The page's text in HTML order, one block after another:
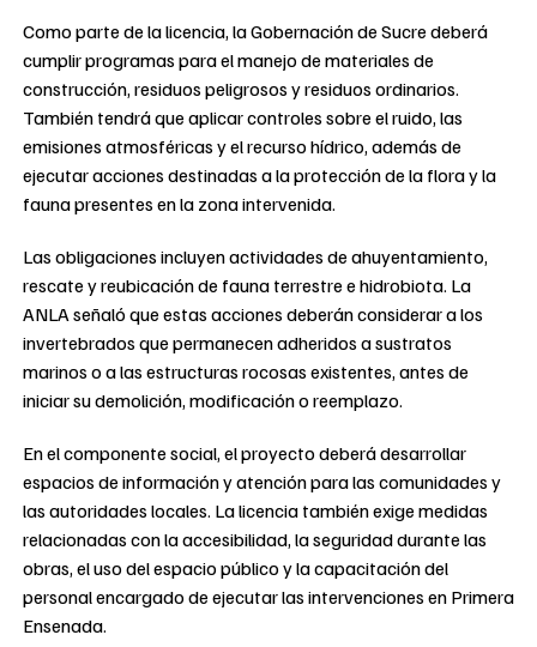
Como parte de la licencia, la Gobernación de Sucre deberá
cumplir programas para el manejo de materiales de
construcción, residuos peligrosos y residuos ordinarios.
También tendrá que aplicar controles sobre el ruido, las
emisiones atmosféricas y el recurso hídrico, además de
ejecutar acciones destinadas a la protección de la flora y la
fauna presentes en la zona intervenida.
Las obligaciones incluyen actividades de ahuyentamiento,
rescate y reubicación de fauna terrestre e hidrobiota. La
ANLA señaló que estas acciones deberán considerar a los
invertebrados que permanecen adheridos a sustratos
marinos o a las estructuras rocosas existentes, antes de
iniciar su demolición, modificación o reemplazo.
En el componente social, el proyecto deberá desarrollar
espacios de información y atención para las comunidades y
las autoridades locales. La licencia también exige medidas
relacionadas con la accesibilidad, la seguridad durante las
obras, el uso del espacio público y la capacitación del
personal encargado de ejecutar las intervenciones en Primera
Ensenada.